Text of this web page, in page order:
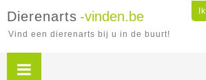
Dierenarts -vinden.be
Vind een dierenarts bij u in de buurt!